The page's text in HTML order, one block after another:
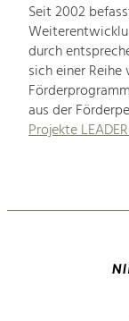
Seit 2002
durch
sich einer
aus der
Projekte